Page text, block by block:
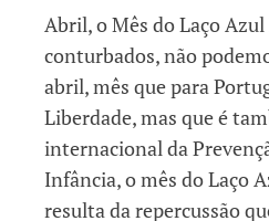
Abril, o Mês do Laço
conturbados, não
abril, mês que para
Liberdade, mas que é
internacional da
Infância, o mês do Laço
resulta da repercussão